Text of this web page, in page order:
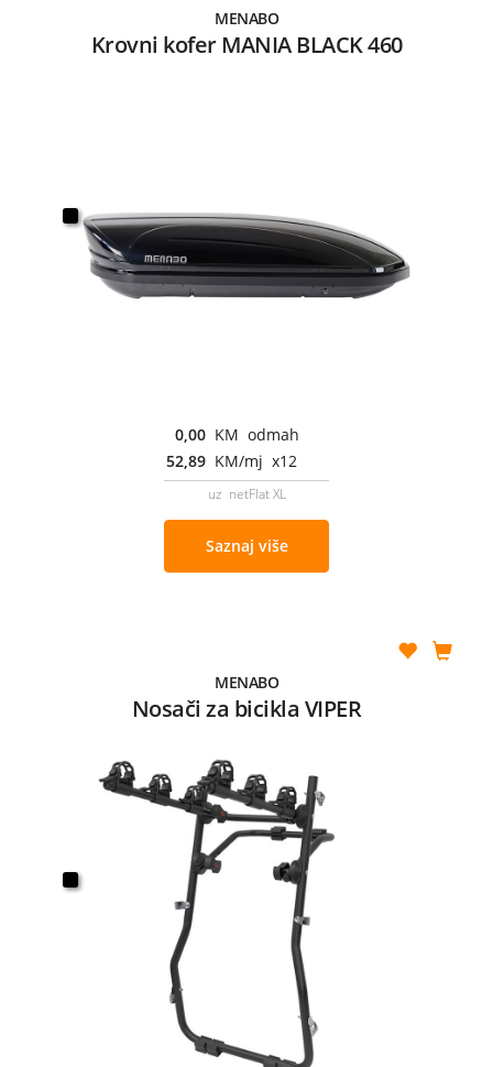
MENABO
Krovni kofer MANIA BLACK 460
0,00 KM odmah
52,89 KM/mj x12
uz netFlat XL
Saznaj više
MENABO
Nosači za bicikla VIPER